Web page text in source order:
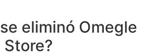
eliminó Omegle